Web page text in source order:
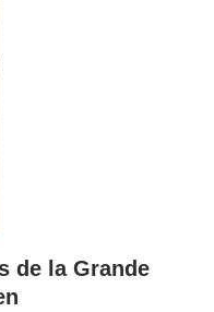
de la Grande